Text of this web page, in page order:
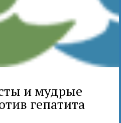
и мудрые
гепатита